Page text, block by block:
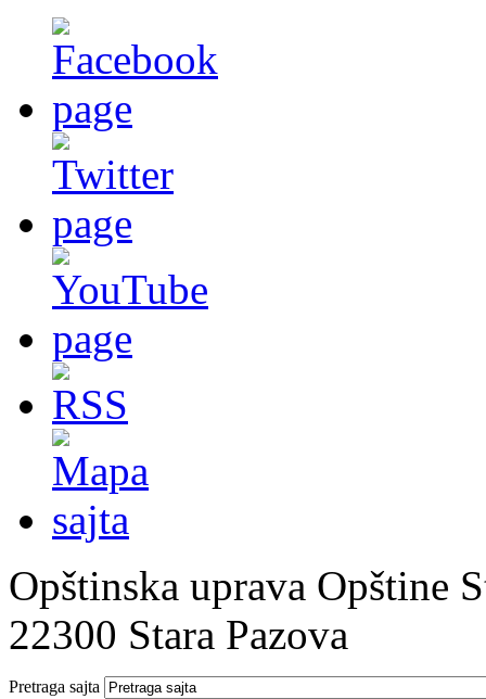
Opštinska uprava Opštine
22300 Stara Pazova
Pretraga sajta